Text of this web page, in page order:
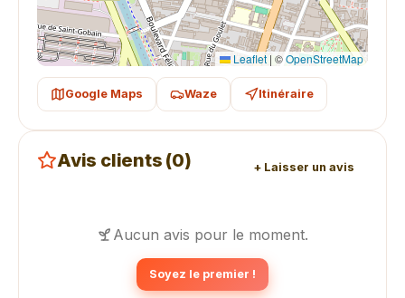
Leaflet | ©OpenStreetMap
Google Maps Waze Itinéraire
Avis clients (0) + Laisser un avis
Aucun avis pour le moment.
Soyez le premier !